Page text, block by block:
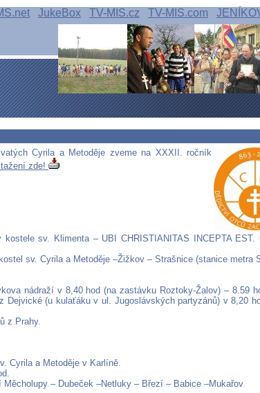
JukeBox TV-MIS.cz TV-MIS.com
Cyrila a Metoděje zveme na XXXII. ročník
zde!
sv. Klimenta – UBI CHRISTIANITAS INCEPTA EST.
sv. Cyrila a Metoděje –Žižkov – Strašnice (stanice metra
nádraží v 8,40 hod (na zastávku Roztoky-Žalov) – 8.59
Dejvické (u kulaťáku v ul. Jugoslávských partyzánů) v 8,20
z Prahy.
Cyrila a Metoděje v Karlíně.
– Dubeček –Netluky – Březí – Babice –Mukařov